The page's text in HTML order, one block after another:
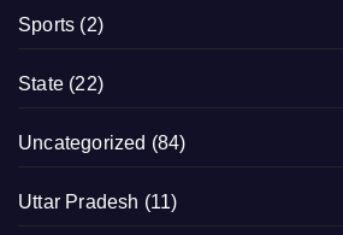
Sports (2)
State (22)
Uncategorized (84)
Uttar Pradesh (11)